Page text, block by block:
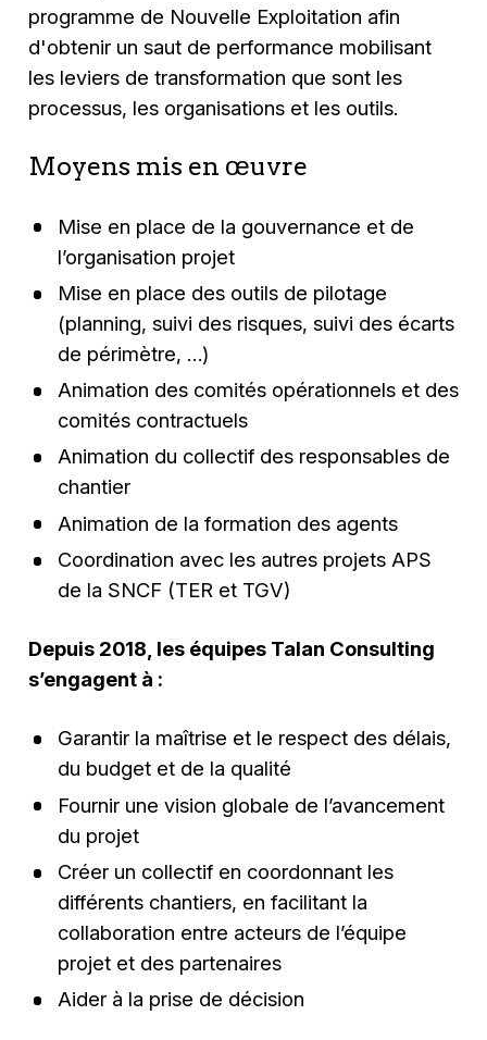
programme de Nouvelle Exploitation afin
d'obtenir un saut de performance mobilisant
les leviers de transformation que sont les
processus, les organisations et les outils.
Moyens mis en œuvre
Mise en place de la gouvernance et de
l’organisation projet
Mise en place des outils de pilotage
(planning, suivi des risques, suivi des écarts
de périmètre, …)
Animation des comités opérationnels et des
comités contractuels
Animation du collectif des responsables de
chantier
Animation de la formation des agents
Coordination avec les autres projets APS
de la SNCF (TER et TGV)
Depuis 2018, les équipes Talan Consulting
s’engagent à :
Garantir la maîtrise et le respect des délais,
du budget et de la qualité
Fournir une vision globale de l’avancement
du projet
Créer un collectif en coordonnant les
différents chantiers, en facilitant la
collaboration entre acteurs de l’équipe
projet et des partenaires
Aider à la prise de décision